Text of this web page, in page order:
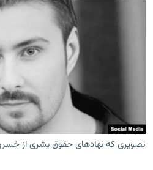
تصویری که نهادهای حقوق بشری از